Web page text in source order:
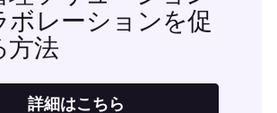
ボレーションを促
方法
詳細はこちら